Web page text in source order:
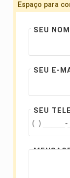
Espaço para
SEU
SEU E-
SEU